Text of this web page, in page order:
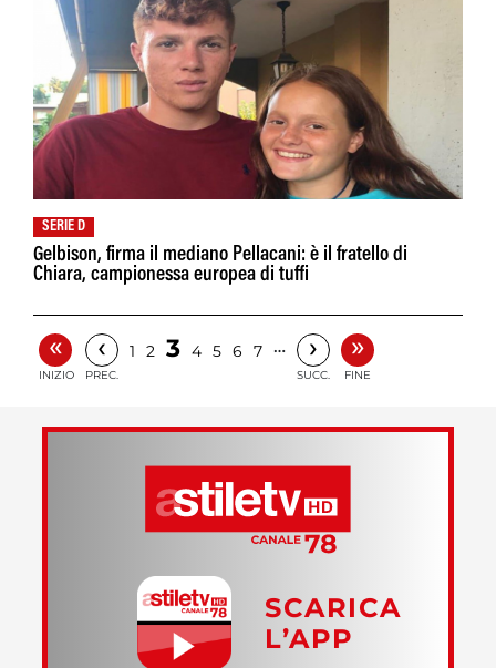
SERIE D
Gelbison, firma il mediano Pellacani: è il fratello di
Chiara, campionessa europea di tuffi
«
INIZIO
‹
PREC.
1 2 3 4 5 6 7 … ›
SUCC.
»
FINE
SCARICA
L’APP